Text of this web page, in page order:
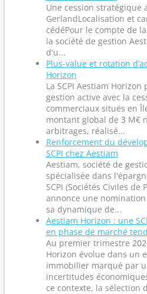
Une cession
GerlandLocalisation et
cédéPour le compte de
la société de gestion
d'u...
Plus-value et rotation
Horizon
La SCPI Aestiam
gestion active avec la
commerciaux situés en
montant global de 3 M€
arbitrages, réalisé...
Renforcement du
SCPI chez Aestiam
Aestiam, société de
spécialisée dans
SCPI (Sociétés Civiles
annonce une
sa dynamique de...
Aestiam Horizon : une
en phase de marché
Au premier trimestre
Horizon évolue dans un
immobilier marqué par
incertitudes
ce contexte, la sélection